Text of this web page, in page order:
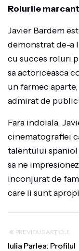
Rolurile
Javier Bardem
demonstrat de-a
cu succes roluri
sa actoriceasca
un farmec
admirat de
Fara indoiala,
cinematografiei
talentului spaniol
sa ne
inconjurat de
care ii sunt
PREVIOUS ARTICLE
Iulia Parlea: Profilul